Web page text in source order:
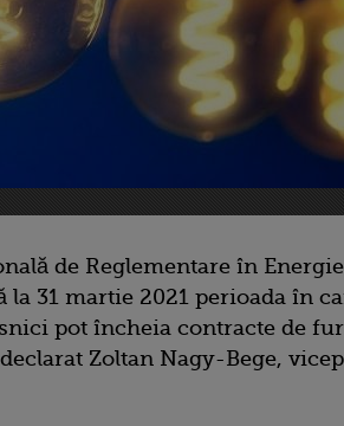
de Reglementare în Energie
la 31 martie 2021 perioada în
pot încheia contracte de
Zoltan Nagy-Bege,